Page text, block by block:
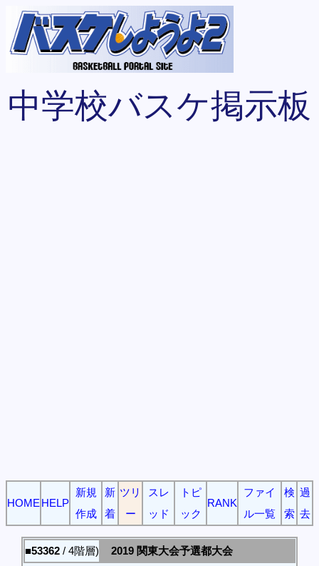
中学校バスケ掲示板
HOME HELP
新規
作成
新
着
ツリ
ー
スレ
ッド
トピ
ック
RANK
ファイ
ル一覧
検
索
過
去
■53362 / 4階層)
2019 関東大会予選都大会